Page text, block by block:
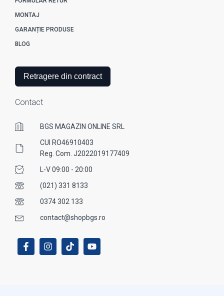
MONTAJ
GARANȚIE PRODUSE
BLOG
Retragere din contract
Contact
BGS MAGAZIN ONLINE SRL
CUI RO46910403
Reg. Com. J2022019177409
L-V 09:00 - 20:00
(021) 331 8133
0374 302 133
contact@shopbgs.ro